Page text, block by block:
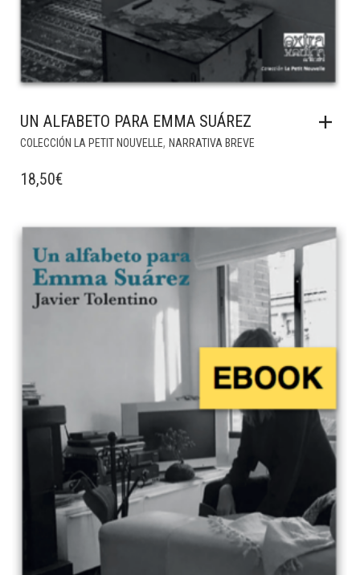
UN ALFABETO PARA EMMA SUÁREZ
COLECCIÓN LA PETIT NOUVELLE, NARRATIVA BREVE
18,50€